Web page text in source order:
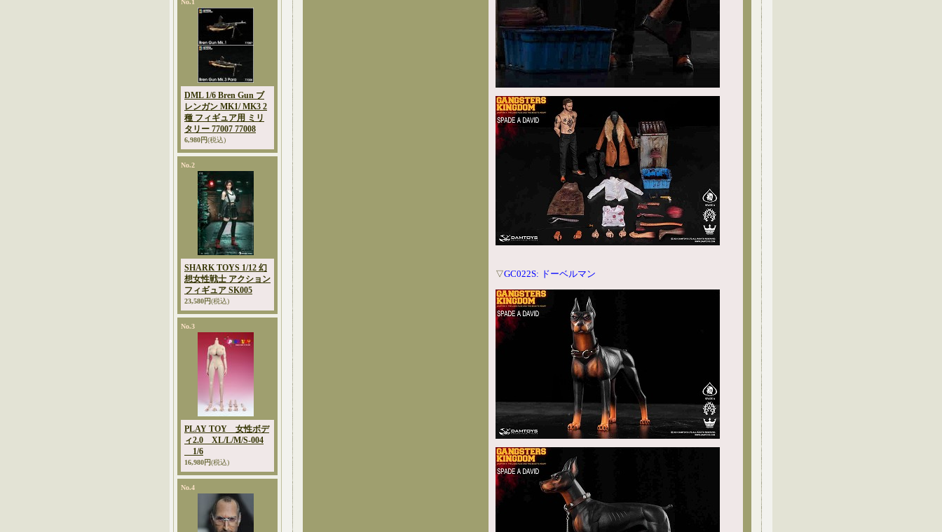
No.1
DML 1/6 Bren Gun ブ
レンガン MK1/ MK3 2
種 フィギュア用 ミリ
タリー 77007 77008
6,980円(税込)
No.2
SHARK TOYS 1/12 幻
想女性戦士 アクション
フィギュア SK005
23,580円(税込)
No.3
PLAY TOY 女性ボデ
ィ2.0 XL/L/M/S-004
1/6
16,980円(税込)
No.4
▽GC022S: ドーベルマン